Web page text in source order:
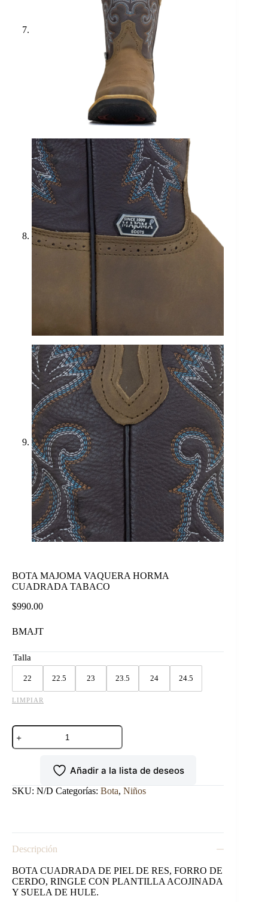
BOTA MAJOMA VAQUERA HORMA
CUADRADA TABACO
$990.00
BMAJT
Talla
22 22.5 23 23.5 24 24.5
LIMPIAR
BOTA
MAJOMA
VAQUERA
CUADRADA
cantidad
Añadir a la lista de deseos
SKU: N/D Categorías: Bota, Niños
Descripción
BOTA CUADRADA DE PIEL DE RES, FORRO DE
CERDO, RINGLE CON PLANTILLA ACOJINADA
Y SUELA DE HULE.